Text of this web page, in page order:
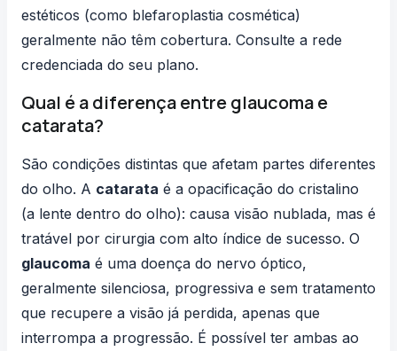
estéticos (como blefaroplastia cosmética)
geralmente não têm cobertura. Consulte a rede
credenciada do seu plano.
Qual é a diferença entre glaucoma e
catarata?
São condições distintas que afetam partes diferentes
do olho. A catarata é a opacificação do cristalino
(a lente dentro do olho): causa visão nublada, mas é
tratável por cirurgia com alto índice de sucesso. O
glaucoma é uma doença do nervo óptico,
geralmente silenciosa, progressiva e sem tratamento
que recupere a visão já perdida, apenas que
interrompa a progressão. É possível ter ambas ao